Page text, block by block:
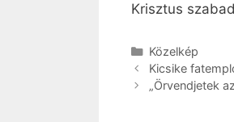
Krisztus
Kategória
Közelkép
Kicsike
„Örvendjetek